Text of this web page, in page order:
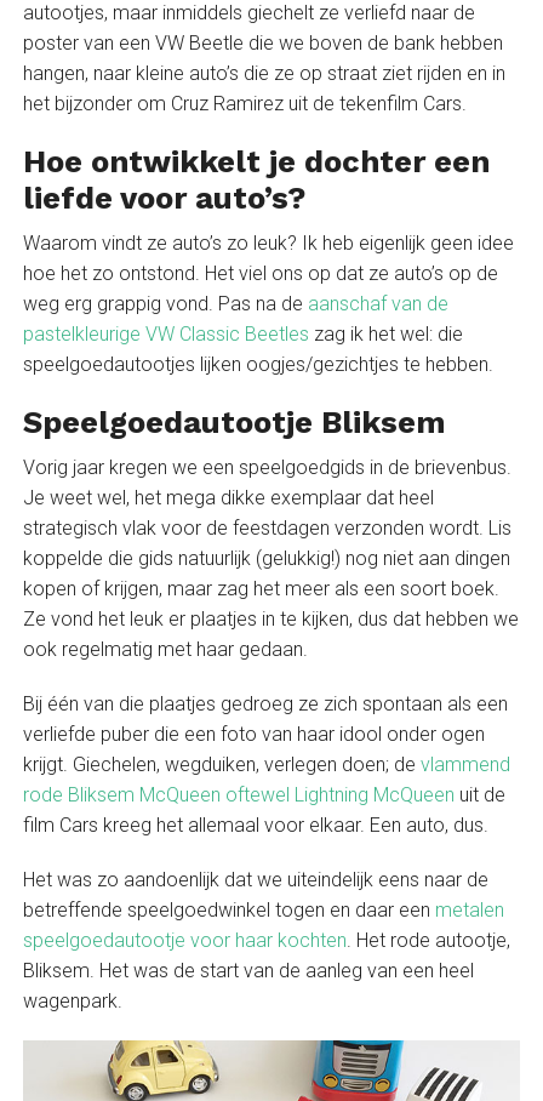
autootjes, maar inmiddels giechelt ze verliefd naar de
poster van een VW Beetle die we boven de bank hebben
hangen, naar kleine auto’s die ze op straat ziet rijden en in
het bijzonder om Cruz Ramirez uit de tekenfilm Cars.
Hoe ontwikkelt je dochter een
liefde voor auto’s?
Waarom vindt ze auto’s zo leuk? Ik heb eigenlijk geen idee
hoe het zo ontstond. Het viel ons op dat ze auto’s op de
weg erg grappig vond. Pas na de aanschaf van de
pastelkleurige VW Classic Beetles zag ik het wel: die
speelgoedautootjes lijken oogjes/gezichtjes te hebben.
Speelgoedautootje Bliksem
Vorig jaar kregen we een speelgoedgids in de brievenbus.
Je weet wel, het mega dikke exemplaar dat heel
strategisch vlak voor de feestdagen verzonden wordt. Lis
koppelde die gids natuurlijk (gelukkig!) nog niet aan dingen
kopen of krijgen, maar zag het meer als een soort boek.
Ze vond het leuk er plaatjes in te kijken, dus dat hebben we
ook regelmatig met haar gedaan.
Bij één van die plaatjes gedroeg ze zich spontaan als een
verliefde puber die een foto van haar idool onder ogen
krijgt. Giechelen, wegduiken, verlegen doen; de vlammend
rode Bliksem McQueen oftewel Lightning McQueen uit de
film Cars kreeg het allemaal voor elkaar. Een auto, dus.
Het was zo aandoenlijk dat we uiteindelijk eens naar de
betreffende speelgoedwinkel togen en daar een metalen
speelgoedautootje voor haar kochten. Het rode autootje,
Bliksem. Het was de start van de aanleg van een heel
wagenpark.